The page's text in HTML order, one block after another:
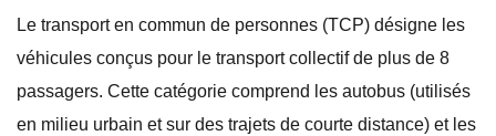
Le transport en commun de personnes (TCP) désigne les
véhicules conçus pour le transport collectif de plus de 8
passagers. Cette catégorie comprend les autobus (utilisés
en milieu urbain et sur des trajets de courte distance) et les